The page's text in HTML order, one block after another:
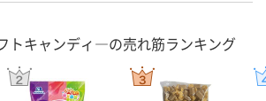
トキャンディ―の売れ筋ランキング